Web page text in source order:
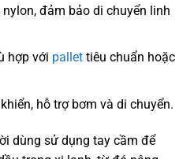
nylon, đảm bảo di chuyển linh
hợp với pallettiêu chuẩn hoặc
hỗ trợ bơm và di chuyển.
dùng sử dụng tay cầm để